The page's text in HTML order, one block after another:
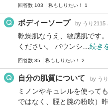
回答数 103 私もしりたい！ 1
ボディーソープ by うり2115
乾燥肌なうえ、敏感肌です
ください。 バウンシ… 続き
回答数 85 私もしりたい！ 2
自分の肌質について by う
ミノンやキュレルを使って
ではなく、脛と腕の粉吹）